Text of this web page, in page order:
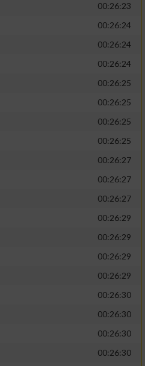
00:26:23
00:26:24
00:26:24
00:26:24
00:26:25
00:26:25
00:26:25
00:26:25
00:26:27
00:26:27
00:26:27
00:26:29
00:26:29
00:26:29
00:26:29
00:26:30
00:26:30
00:26:30
00:26:30